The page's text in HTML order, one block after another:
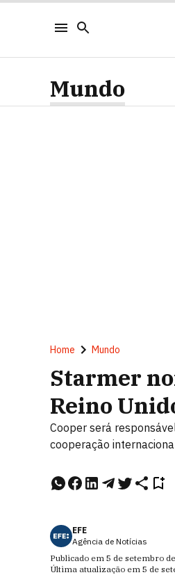
Mundo
Home Mundo
Starmer
Reino
Cooper será
cooperação
EFE
Agência de Notícias
Publicado em 5 de setembro
Última atualização em 5 de